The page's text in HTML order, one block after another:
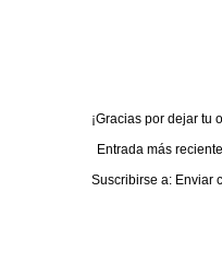
¡Gracias por dejar tu
Entrada más reciente
Suscribirse a: Enviar